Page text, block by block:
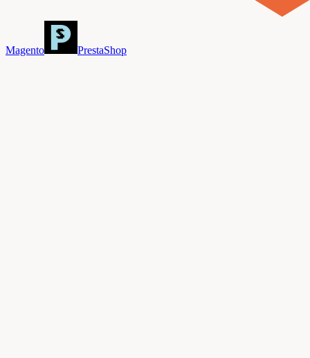
Magento PrestaShop